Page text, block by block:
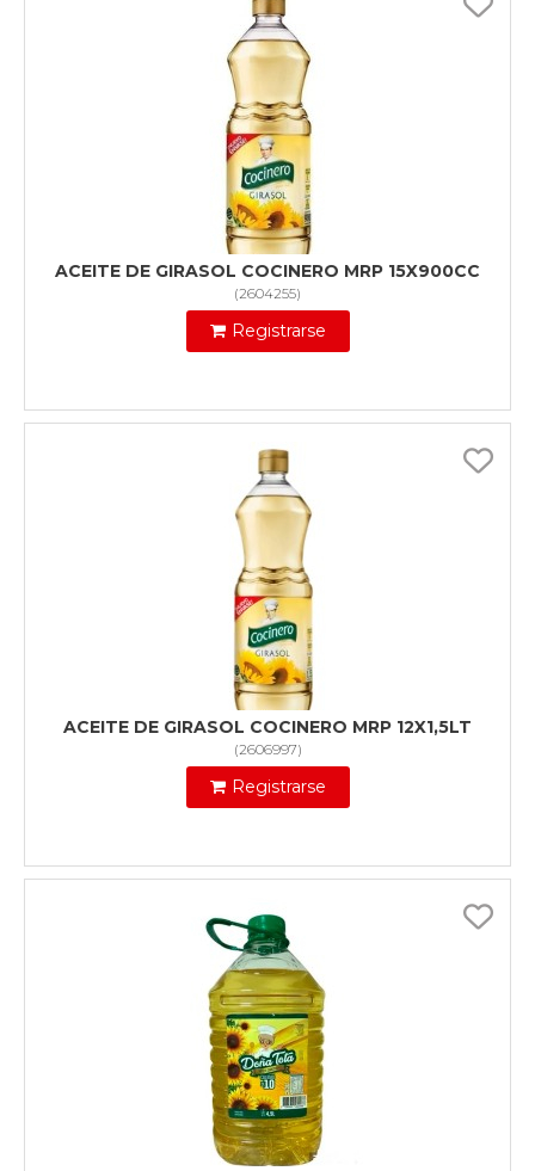
ACEITE DE GIRASOL COCINERO MRP 15X900CC
(2604255)
Registrarse
ACEITE DE GIRASOL COCINERO MRP 12X1,5LT
(2606997)
Registrarse